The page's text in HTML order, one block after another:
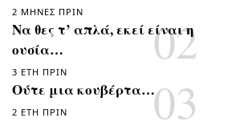
2 ΜΉΝΕΣ ΠΡΙΝ
Να θες τ’ απλά, εκεί είναι η
ουσία…
3 ΈΤΗ ΠΡΙΝ
Ούτε μια κουβέρτα…
2 ΈΤΗ ΠΡΙΝ